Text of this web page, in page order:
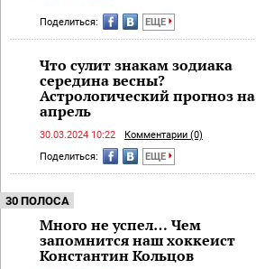
Поделиться: ЕЩЕ
Что сулит знакам зодиака
середина весны?
Астрологический прогноз на
апрель
30.03.2024 10:22
Комментарии (0)
Поделиться:
ЕЩЕ
30 ПОЛОСА
Много не успел… Чем
запомнится наш хоккеист
Константин Кольцов